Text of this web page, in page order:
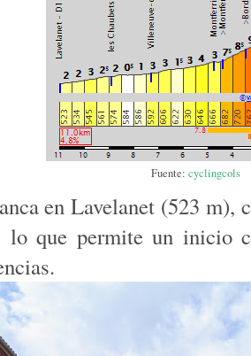
Fuente: cyclingcols
en Lavelanet (523 m),
que permite un inicio